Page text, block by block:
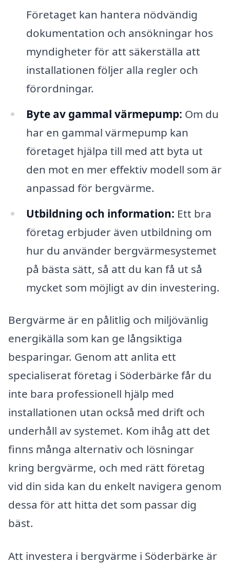
Företaget kan hantera nödvändig
dokumentation och ansökningar hos
myndigheter för att säkerställa att
installationen följer alla regler och
förordningar.
Byte av gammal värmepump: Om du
har en gammal värmepump kan
företaget hjälpa till med att byta ut
den mot en mer effektiv modell som är
anpassad för bergvärme.
Utbildning och information: Ett bra
företag erbjuder även utbildning om
hur du använder bergvärmesystemet
på bästa sätt, så att du kan få ut så
mycket som möjligt av din investering.
Bergvärme är en pålitlig och miljövänlig
energikälla som kan ge långsiktiga
besparingar. Genom att anlita ett
specialiserat företag i Söderbärke får du
inte bara professionell hjälp med
installationen utan också med drift och
underhåll av systemet. Kom ihåg att det
finns många alternativ och lösningar
kring bergvärme, och med rätt företag
vid din sida kan du enkelt navigera genom
dessa för att hitta det som passar dig
bäst.
Att investera i bergvärme i Söderbärke är